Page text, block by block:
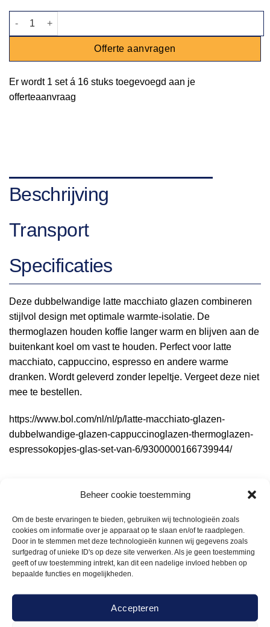
Beheer cookie toestemming
Om de beste ervaringen te bieden, gebruiken wij technologieën zoals
cookies om informatie over je apparaat op te slaan en/of te raadplegen.
Door in te stemmen met deze technologieën kunnen wij gegevens zoals
surfgedrag of unieke ID's op deze site verwerken. Als je geen toestemming
geeft of uw toestemming intrekt, kan dit een nadelige invloed hebben op
bepaalde functies en mogelijkheden.
Accepteren
Dubbelwandig glas aantal
Offerte aanvragen
Er wordt 1 setá 16 stuks toegevoegd aan je
offerteaanvraag
Beschrijving
Transport
Specificaties
Deze dubbelwandige latte macchiato glazen combineren
stijlvol design met optimale warmte-isolatie. De
thermoglazen houden koffie langer warm en blijven aan de
buitenkant koel om vast te houden. Perfect voor latte
macchiato, cappuccino, espresso en andere warme
dranken. Wordt geleverd zonder lepeltje. Vergeet deze niet
mee te bestellen.
https://www.bol.com/nl/nl/p/latte-macchiato-glazen-
dubbelwandige-glazen-cappuccinoglazen-thermoglazen-
espressokopjes-glas-set-van-6/9300000166739944/
12cm 9cm 9cm 0,35L